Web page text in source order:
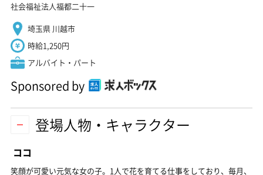
社会福祉法人福都二十一
埼玉県 川越市
時給1,250円
アルバイト・パート
Sponsored by
登場人物・キャラクター
ココ
笑顔が可愛い元気な女の子。1人で花を育てる仕事をしており、毎月、